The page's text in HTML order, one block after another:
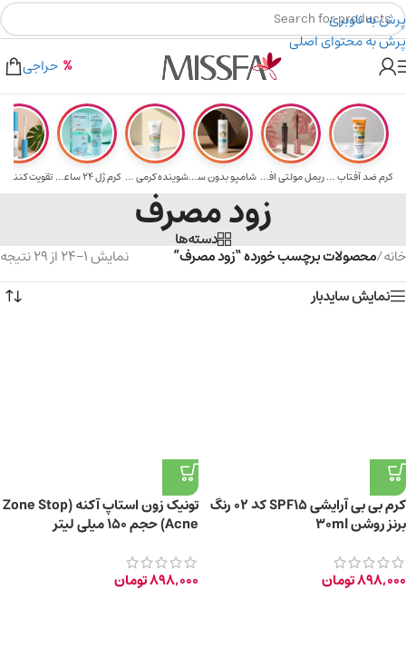
پرش به ناوبری
پرش به محتوای اصلی
۲٪ تخفیف روی سبد خرید برای روش کارت به کارت
خرید های بالای ۵ میلیون تومن
حراجی
کرم ضد آفتاب حا... ریمل مولتی افکت... شامپو بدون سولف... شوینده کرمی صور... کرم ژل ۲۴ ساعته... تقویت‌ کننده
زود مصرف
دسته‌ها
خانه/محصولات برچسب خورده “زود مصرف”
نمایش 1–24 از 29 نتیجه
نمایش سایدبار
کرم بی بی آرایشی SPF15 کد 02 رنگ
برنز روشن 30ml
898,000تومان
تونیک زون استاپ آکنه (Zone Stop
Acne) حجم ۱۵۰ میلی لیتر
898,000تومان